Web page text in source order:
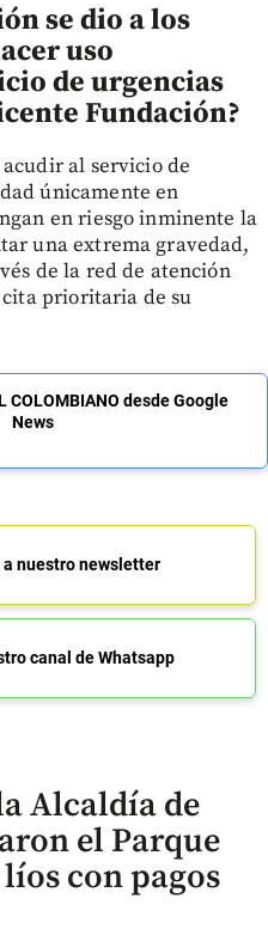
se dio a los
uso
de urgencias
Fundación?
al servicio de
únicamente en
en riesgo inminente la
una extrema gravedad,
de la red de atención
prioritaria de su
COLOMBIANO desde Google
News
nuestro newsletter
canal de Whatsapp
Alcaldía de
el Parque
con pagos